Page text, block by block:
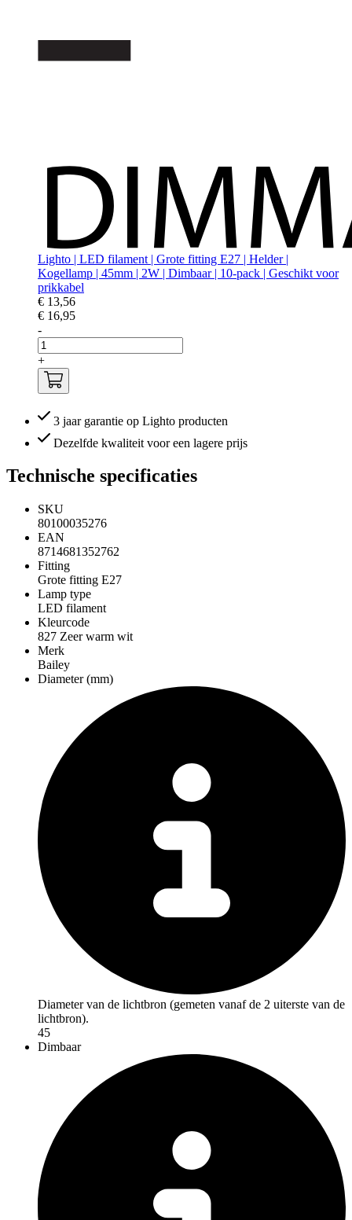
Lighto | LED filament | Grote fitting E27 | Helder |
Kogellamp | 45mm | 2W | Dimbaar | 10-pack | Geschikt voor
prikkabel
€ 13,56
€ 16,95
-
+
3 jaar garantie op Lighto producten
Dezelfde kwaliteit voor een lagere prijs
Technische specificaties
SKU
80100035276
EAN
8714681352762
Fitting
Grote fitting E27
Lamp type
LED filament
Kleurcode
827 Zeer warm wit
Merk
Bailey
Diameter (mm)
Diameter van de lichtbron (gemeten vanaf de 2 uiterste van de
lichtbron).
45
Dimbaar